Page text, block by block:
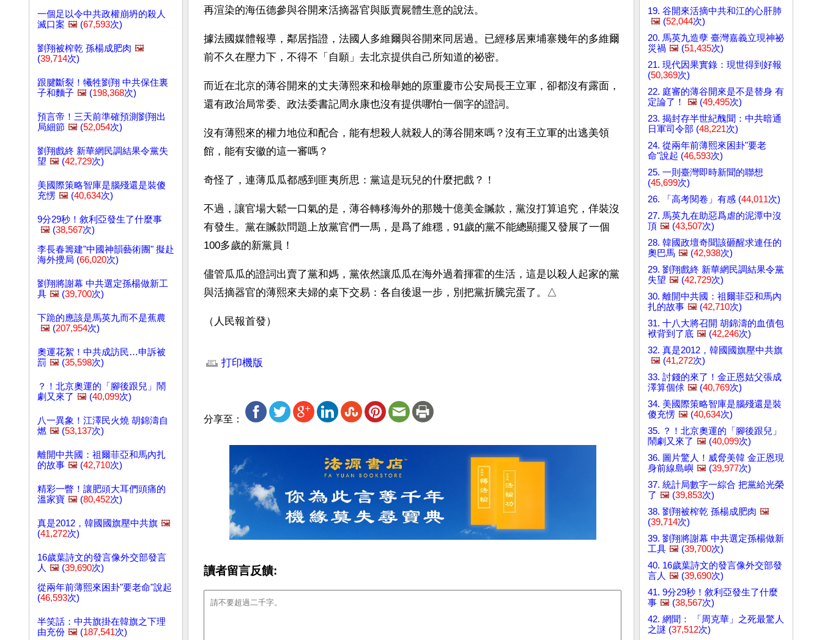
一個足以令中共政權崩坍的殺人
滅口案 🖼️ (67,593次)
劉翔被榨乾 孫楊成肥肉 🖼️
(39,714次)
跟腱斷裂！犧牲劉翔 中共保住裏
子和麵子 🖼️ (198,368次)
預言帝！三天前準確預測劉翔出
局細節 🖼️ (52,054次)
劉翔戲終 新華網民調結果令黨失
望 🖼️ (42,729次)
美國際策略智庫是腦殘還是裝傻
充愣 🖼️ (40,634次)
9分29秒！敘利亞發生了什麼事
🖼️ (38,567次)
李長春籌建"中國神韻藝術團" 擬赴
海外攪局 (66,020次)
劉翔將謝幕 中共選定孫楊做新工
具 🖼️ (39,700次)
下跪的應該是馬英九而不是蕉農
🖼️ (207,954次)
奧運花絮！中共成訪民…申訴被
罰 🖼️ (35,598次)
？！北京奧運的「腳後跟兒」鬧
劇又來了 🖼️ (40,099次)
八一異象！江澤民火燒 胡錦濤自
燃 🖼️ (53,137次)
離開中共國：祖爾菲亞和馬內扎
的故事 🖼️ (42,710次)
精彩一瞥！讓肥頭大耳們頭痛的
溫家寶 🖼️ (80,452次)
真是2012，韓國國旗壓中共旗 🖼️
(41,272次)
16歲葉詩文的發言像外交部發言
人 🖼️ (39,690次)
從兩年前薄熙來困卦"要老命"說起
(46,593次)
半笑話：中共旗掛在韓旗之下理
由充份 🖼️ (187,541次)
再渲染的海伍德參與谷開來活摘器官與販賣屍體生意的說法。
據法國媒體報導，鄰居指證，法國人多維爾與谷開來同居過。已經移居柬埔寨幾年的多維爾
前不久在壓力下，不得不「自願」去北京提供自己所知道的祕密。
而近在北京的薄谷開來的丈夫薄熙來和檢舉她的原重慶市公安局長王立軍，卻都沒有露面，
還有政治局常委、政法委書記周永康也沒有提供哪怕一個字的證詞。
沒有薄熙來的權力地位和配合，能有想殺人就殺人的薄谷開來嗎？沒有王立軍的出逃美領
館，能有安徽的這一審嗎？
奇怪了，連薄瓜瓜都感到匪夷所思：黨這是玩兒的什麼把戲？！
不過，讓官場大鬆一口氣的是，薄谷轉移海外的那幾十億美金贓款，黨沒打算追究，佯裝沒
有發生。黨在贓款問題上放黨官們一馬，是爲了維穩，91歲的黨不能總顯擺又發展了一個
100多歲的新黨員！
儘管瓜瓜的證詞出賣了黨和媽，黨依然讓瓜瓜在海外過着揮霍的生活，這是以殺人起家的黨
與活摘器官的薄熙來夫婦的桌下交易：各自後退一步，別把黨折騰完蛋了。△
（人民報首發）
打印機版
分享至：
讀者留言反饋:
19. 谷開來活摘中共和江的心肝肺
🖼️ (52,044次)
20. 馬英九造孽 臺灣嘉義立現神祕
災禍 🖼️ (51,435次)
21. 現代因果實錄：現世得到好報
(50,369次)
22. 庭審的薄谷開來是不是替身 有
定論了！
🖼️ (49,495次)
23. 揭封存半世紀醜聞：中共暗通
日軍司令部 (48,221次)
24. 從兩年前薄熙來困卦"要老
命"說起 (46,593次)
25. 一則臺灣即時新聞的聯想
(45,699次)
26. 「高考閱卷」有感 (44,011次)
27. 馬英九在助惡爲虐的泥潭中沒
頂 🖼️ (43,507次)
28. 韓國政壇奇聞該砸醒求連任的
奧巴馬 🖼️ (42,938次)
29. 劉翔戲終 新華網民調結果令黨
失望 🖼️ (42,729次)
30. 離開中共國：祖爾菲亞和馬內
扎的故事 🖼️ (42,710次)
31. 十八大將召開 胡錦濤的血債包
袱背到了底 🖼️ (42,246次)
32. 真是2012，韓國國旗壓中共旗
🖼️ (41,272次)
33. 討錢的來了！金正恩姑父張成
澤算個俅 🖼️ (40,769次)
34. 美國際策略智庫是腦殘還是裝
傻充愣 🖼️ (40,634次)
35. ？！北京奧運的「腳後跟兒」
鬧劇又來了 🖼️ (40,099次)
36. 圖片驚人！威脅美韓 金正恩現
身前線島嶼 🖼️ (39,977次)
37. 統計局數字一綜合 把黨給光榮
了 🖼️ (39,853次)
38. 劉翔被榨乾 孫楊成肥肉 🖼️
(39,714次)
39. 劉翔將謝幕 中共選定孫楊做新
工具 🖼️ (39,700次)
40. 16歲葉詩文的發言像外交部發
言人 🖼️ (39,690次)
41. 9分29秒！敘利亞發生了什麼
事 🖼️ (38,567次)
42. 網聞： 「周克華」之死最驚人
之謎 (37,512次)